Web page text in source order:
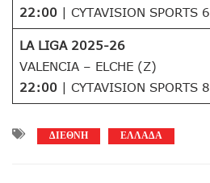
22:00| CYTAVISION SPORTS 6
LA LIGA 2025-26
VALENCIA – ELCHE (Z)
22:00| CYTAVISION SPORTS 8
ΔΙΕΘΝΗ ΕΛΛΑΔΑ